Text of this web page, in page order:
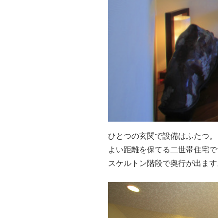
ひとつの玄関で設備はふたつ。
よい距離を保てる二世帯住宅
スケルトン階段で奥行が出ま